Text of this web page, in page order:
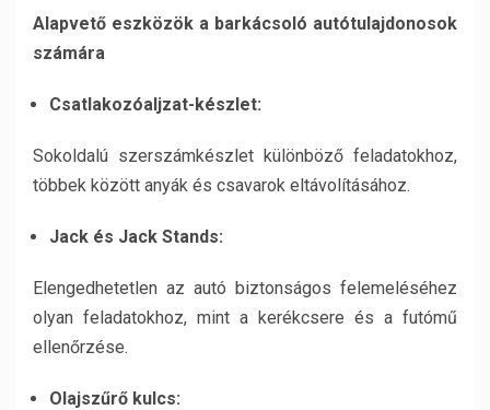
Alapvető eszközök a barkácsoló autótulajdonosok
számára
Csatlakozóaljzat-készlet:
Sokoldalú szerszámkészlet különböző feladatokhoz,
többek között anyák és csavarok eltávolításához.
Jack és Jack Stands:
Elengedhetetlen az autó biztonságos felemeléséhez
olyan feladatokhoz, mint a kerékcsere és a futómű
ellenőrzése.
Olajszűrő kulcs: